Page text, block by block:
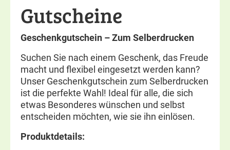
Gutscheine
Geschenkgutschein – Zum Selberdrucken
Suchen Sie nach einem Geschenk, das Freude
macht und flexibel eingesetzt werden kann?
Unser Geschenkgutschein zum Selberdrucken
ist die perfekte Wahl! Ideal für alle, die sich
etwas Besonderes wünschen und selbst
entscheiden möchten, wie sie ihn einlösen.
Produktdetails: